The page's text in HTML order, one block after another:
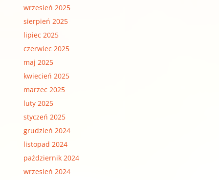
wrzesień 2025
sierpień 2025
lipiec 2025
czerwiec 2025
maj 2025
kwiecień 2025
marzec 2025
luty 2025
styczeń 2025
grudzień 2024
listopad 2024
październik 2024
wrzesień 2024